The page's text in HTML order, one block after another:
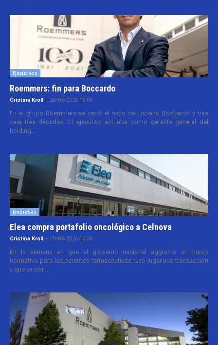
Ejecutivos
Roemmers: fin para Boccardo
Cristina Kroll - 20/05/2026 13:00
En el grupo Roemmers se cerró el ciclo de Luciano Boccardo y tras
casi tres décadas. El ejecutivo actuaba como gerente general del
holding...
Empresas
Elea compra portafolio oncológico a Celnova
Cristina Kroll - 20/03/2026 10:30
En la semana en que el gobierno nacional aggiornó el marco
normativo para las patentes farmacéuticas tuvo lugar una transacción
y que va por...